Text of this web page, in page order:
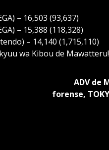
– 16,503 (93,637)
– 15,388 (118,328)
– 14,140 (1,715,110)
wa Kibou de Mawatteru!
ADV de
forense,